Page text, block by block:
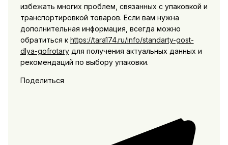
избежать многих проблем, связанных с упаковкой и
транспортировкой товаров. Если вам нужна
дополнительная информация, всегда можно
обратиться к https://tara174.ru/info/standarty-gost-
dlya-gofrotaryдля получения актуальных данных и
рекомендаций по выбору упаковки.
Поделиться